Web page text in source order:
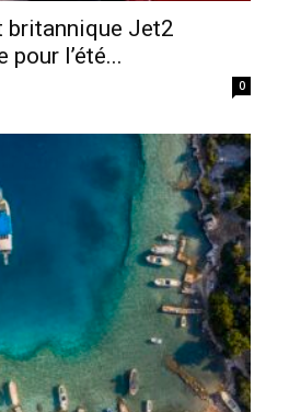
britannique Jet2
l’été...
0